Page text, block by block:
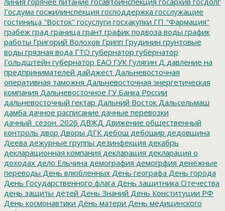
Госдума госжилинспекция господдержка госслужащие
гостиница "Восток" госуслуги госхакупки ГП "Фармация"
грабеж град граница грант график подвоза воды график
работы Григорий Волохов Грипп Грудинин грунтовые
воды грязная вода ГТО губернатор губернатор
Гольдштейн губернатор ЕАО ГУК Гулягин Д давление на
предпринимателей дайджест Дальневосточная
оперативная таможня Дальневосточная энергетическая
компания Дальневосточное ГУ Банка России
дальневосточный гектар Дальний Восток Дальсельмаш
дамба дачное расписание дачные перевозки
дачный_сезон_2026 ДВЖД Движение общественный
контроль двор Дворы ДГК дебош дебошир дедовщина
Деева дежурные группы дезинфекция декабрь
декларационная компания декларация декларация о
доходах дело Ельчина демография демогрфия денежные
переводы День влюбленных День географа День города
День Государственного флага День защитника Отечества
день защиты детей День Знаний День Конституции РФ
День космонавтики День матери День медицинского